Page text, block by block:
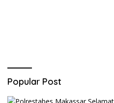
Popular Post